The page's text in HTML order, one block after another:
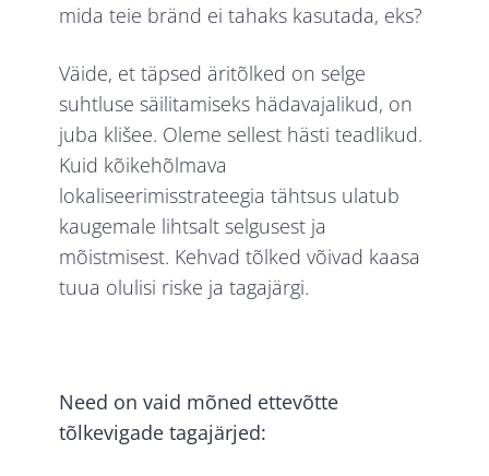
mida teie bränd ei tahaks kasutada, eks?
Väide, et täpsed äritõlked on selge
suhtluse säilitamiseks hädavajalikud, on
juba klišee. Oleme sellest hästi teadlikud.
Kuid kõikehõlmava
lokaliseerimisstrateegia tähtsus ulatub
kaugemale lihtsalt selgusest ja
mõistmisest. Kehvad tõlked võivad kaasa
tuua olulisi riske ja tagajärgi.
Need on vaid mõned ettevõtte
tõlkevigade tagajärjed: